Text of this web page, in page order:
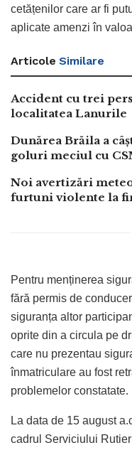
cetățenilor care ar fi
aplicate amenzi în
Articole Similare
Accident cu trei
localitatea Lanurile
Dunărea Brăila a
goluri meciul cu
Noi avertizări
furtuni violente la
Pentru menținerea
fără permis de
siguranța altor
oprite din a circula pe
care nu prezentau
înmatriculare au fost
problemelor constatate.
La data de 15 august
cadrul Serviciului